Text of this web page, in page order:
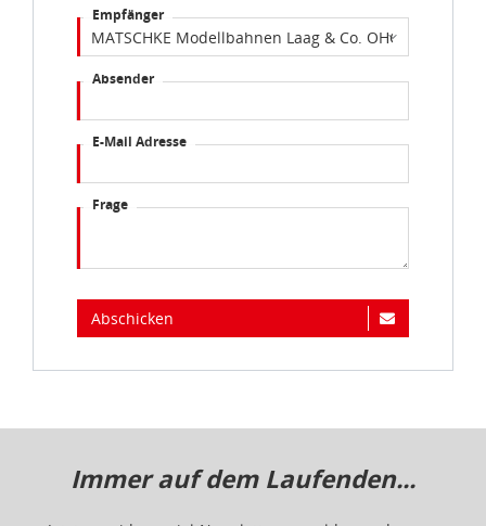
Empfänger
Absender
E-Mail Adresse
Frage
Abschicken
Immer auf dem Laufenden...